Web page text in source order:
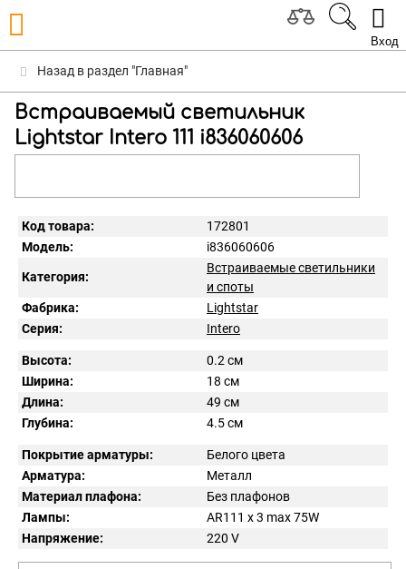
Вход
Назад в раздел "Главная"
Встраиваемый светильник
Lightstar Intero 111 i836060606
Код товара:
172801
Модель:
i836060606
Категория:
Встраиваемые светильники
и споты
Фабрика:
Lightstar
Серия:
Intero
Высота:
0.2 см
Ширина:
18 см
Длина:
49 см
Глубина:
4.5 см
Покрытие арматуры:
Белого цвета
Арматура:
Металл
Материал плафона:
Без плафонов
Лампы:
AR111 x 3 max 75W
Напряжение:
220 V